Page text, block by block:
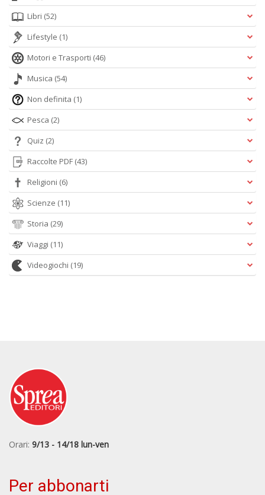
Libri (52)
Lifestyle (1)
Motori e Trasporti (46)
Musica (54)
Non definita (1)
Pesca (2)
Quiz (2)
Raccolte PDF (43)
Religioni (6)
Scienze (11)
Storia (29)
Viaggi (11)
Videogiochi (19)
Orari: 9/13 - 14/18 lun-ven
Per abbonarti